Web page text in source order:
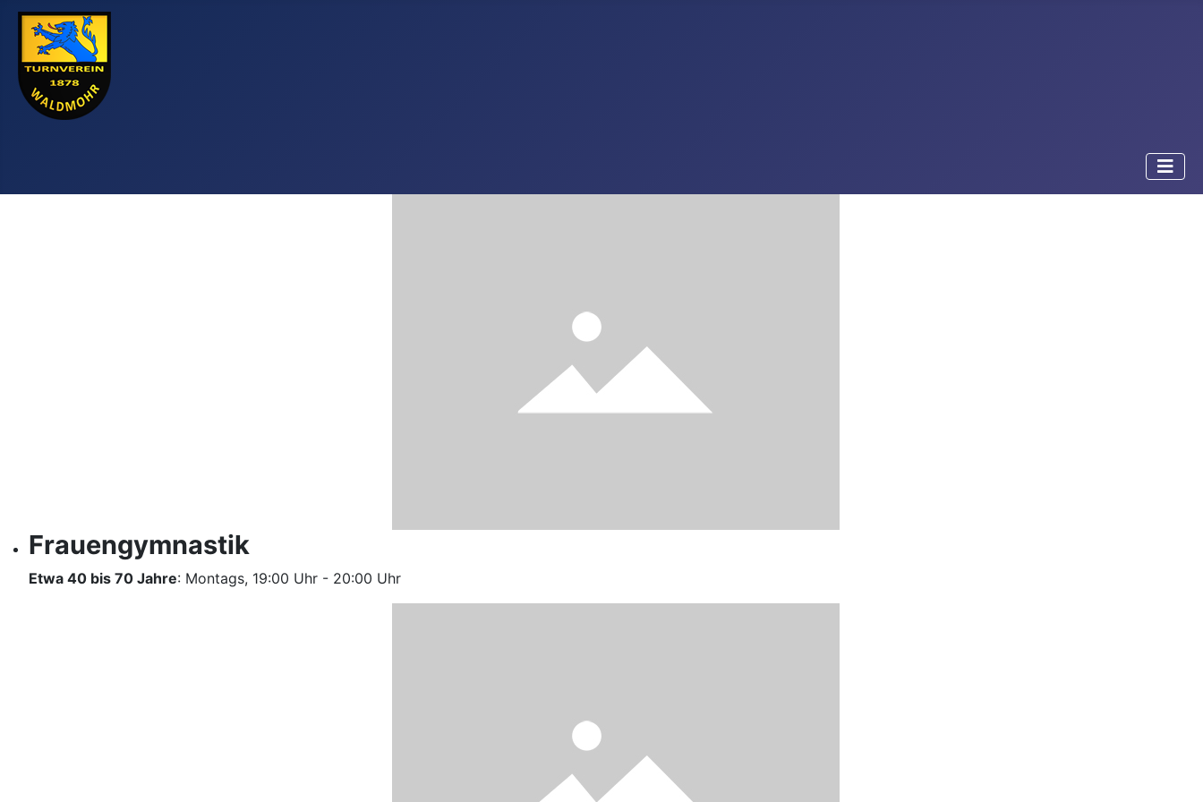
Frauengymnastik
Etwa 40 bis 70 Jahre: Montags, 19:00 Uhr - 20:00 Uhr